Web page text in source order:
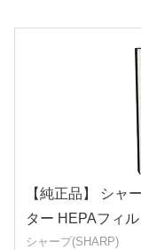
【純正品】 シャ
ター HEPAフィ
シャープ(SHARP)